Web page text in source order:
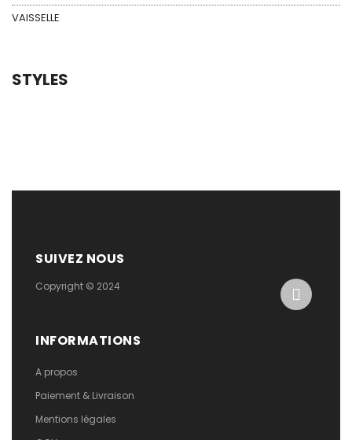
VAISSELLE
STYLES
SUIVEZ NOUS
Copyright © 2024
INFORMATIONS
A propos
Paiement & Livraison
Mentions légales